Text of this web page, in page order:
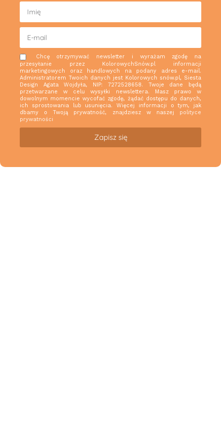
Chcę otrzymywać newsletter i wyrażam zgodę na
przesyłanie przez KolorowychSnów.pl informacji
marketingowych oraz handlowych na podany adres e-mail.
Administratorem Twoich danych jest Kolorowych snów.pl, Siesta
Design Agata Wojdyła, NIP: 7272528658. Twoje dane będą
przetwarzane w celu wysyłki newslettera. Masz prawo w
dowolnym momencie wycofać zgodę, żądać dostępu do danych,
ich sprostowania lub usunięcia. Więcej informacji o tym, jak
dbamy o Twoją prywatność, znajdziesz w naszej polityce
prywatności
Zapisz się